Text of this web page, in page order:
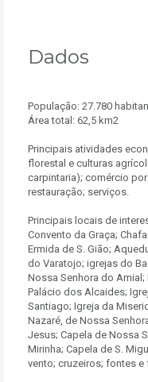
Dados
População: 27.780
Área total: 62,5 km2
Principais atividades
florestal e culturas
carpintaria); comércio
restauração; serviços.
Principais locais de
Convento da Graça;
Ermida de S. Gião;
do Varatojo; igrejas do
Nossa Senhora do
Palácio dos Alcaides;
Santiago; Igreja da
Nazaré, de Nossa
Jesus; Capela de Nossa
Mirinha; Capela de S.
vento; cruzeiros; fontes e